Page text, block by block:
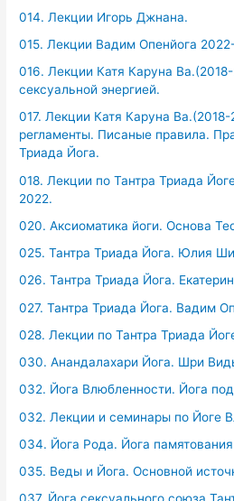
014. Лекции Игорь Джнана.
015. Лекции Вадим Опенйога
016. Лекции Катя Каруна
сексуальной энергией.
017. Лекции Катя Каруна Ва.(2018-
регламенты. Писаные правила.
Триада Йога.
018. Лекции по Тантра Триада
2022.
020. Аксиоматика йоги. Основа
025. Тантра Триада Йога. Юлия
026. Тантра Триада Йога.
027. Тантра Триада Йога. Вадим
028. Лекции по Тантра Триада
030. Анандалахари Йога. Шри
032. Йога Влюбленности. Йога
032. Лекции и семинары по Йоге
034. Йога Рода. Йога
035. Веды и Йога. Основной